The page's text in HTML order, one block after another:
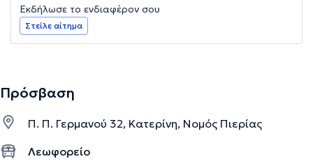
Εκδήλωσε το ενδιαφέρον σου
Στείλε αίτημα
Πρόσβαση
Π. Π. Γερμανού 32, Κατερίνη, Νομός Πιερίας
Λεωφορείο